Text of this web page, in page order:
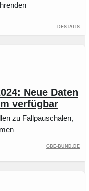
Destatis
Neue Daten
verfügbar
zu Fallpauschalen,
gbe-bund.de